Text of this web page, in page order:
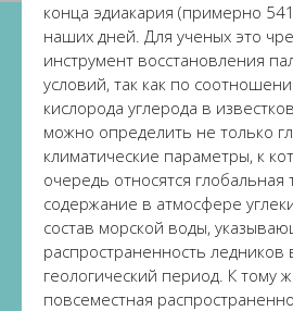
конца эдиакария (примерно
наших дней. Для ученых это
инструмент восстановления
условий, так как по
кислорода углерода в
можно определить не только
климатические параметры, к
очередь относятся глобальная
содержание в атмосфере
состав морской воды,
распространенность ледников
геологический период. К тому
повсеместная